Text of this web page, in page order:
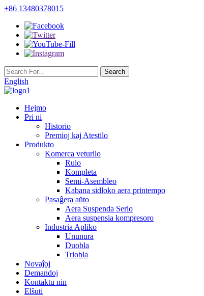
+86 13480378015
English
Hejmo
Pri ni
Historio
Premioj kaj Atestilo
Produkto
Komerca veturilo
Rulo
Kompleta
Semi-Asembleo
Kabana sidloko aera printempo
Pasaĝera aŭto
Aera Suspenda Serio
Aera suspensia kompresoro
Industria Apliko
Ununura
Duobla
Triobla
Novaĵoj
Demandoj
Kontaktu nin
Elŝuti